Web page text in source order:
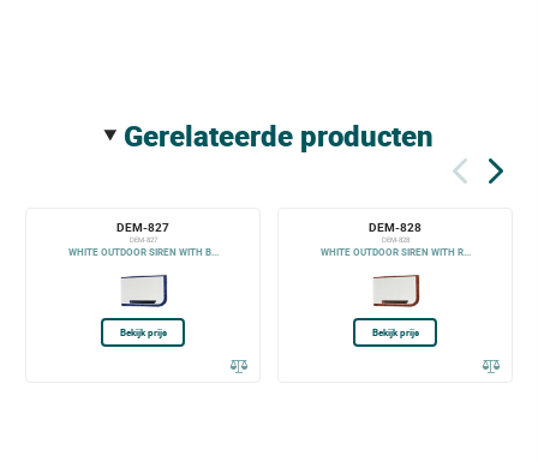
gerelateerde producten
DEM-827
DEM-827
WHITE OUTDOOR SIREN WITH B...
Bekijk prijs
DEM-828
DEM-828
WHITE OUTDOOR SIREN WITH R...
Bekijk prijs